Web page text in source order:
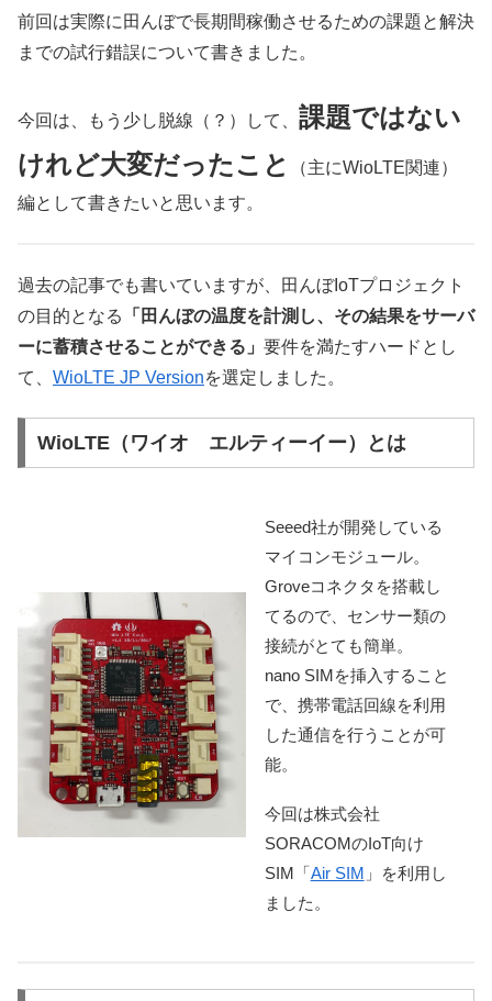
前回は実際に田んぼで長期間稼働させるための課題と解決
までの試行錯誤について書きました。
今回は、もう少し脱線（？）して、 課題ではない
けれど大変だったこと
（主にWioLTE関連）
編として書きたいと思います。
過去の記事でも書いていますが、田んぼIoTプロジェクト
の目的となる
「田んぼの温度を計測し、その結果をサーバ
ーに蓄積させることができる」 要件を満たすハードとし
て、 WioLTE JP Versionを選定しました。
WioLTE（ワイオ エルティーイー）とは
Seeed社が開発している
マイコンモジュール。
Groveコネクタを搭載し
てるので、センサー類の
接続がとても簡単。
nano SIMを挿入すること
で、携帯電話回線を利用
した通信を行うことが可
能。
今回は株式会社
SORACOMのIoT向け
SIM「Air SIM 」を利用し
ました。